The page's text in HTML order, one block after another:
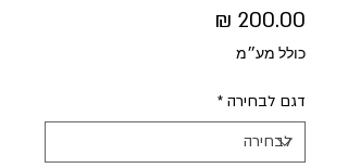
כולל מע״מ
דגם לבחירה *